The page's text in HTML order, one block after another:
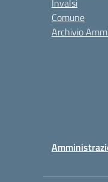
Invalsi
Comune
Archivio